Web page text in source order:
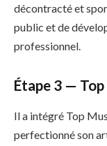
décontracté et
public et de
professionnel.
Étape 3 —
Il a intégré Top
perfectionné son